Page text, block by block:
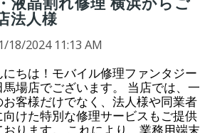
法人様
18/2024 11:13 AM
にちは！モバイル修理ファンタジー
馬場店でございます。 当店では、一
お客様だけでなく、法人様や同業者
向けた特別な修理サービスもご提供
おります。 これにより、業務用端末